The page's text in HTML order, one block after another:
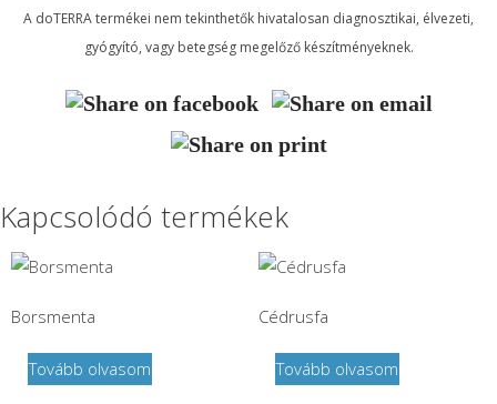
A doTERRA termékei nem tekinthetők hivatalosan diagnosztikai, élvezeti,
gyógyító, vagy betegség megelőző készítményeknek.
Kapcsolódó termékek
Borsmenta
Tovább olvasom
Cédrusfa
Tovább olvasom